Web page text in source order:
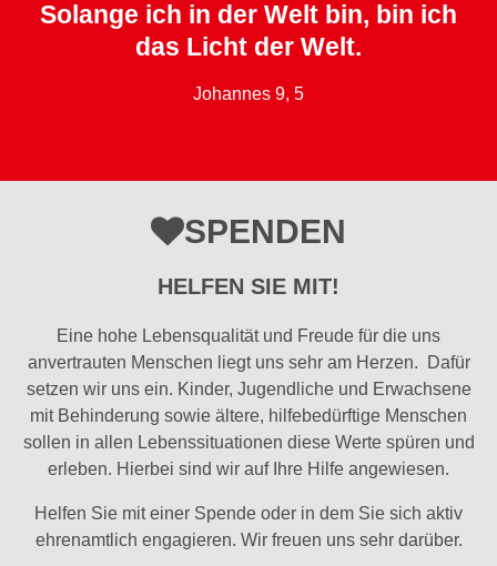
Solange ich in der Welt bin, bin ich
das Licht der Welt.
Johannes 9, 5
SPENDEN
HELFEN SIE MIT!
Eine hohe Lebensqualität und Freude für die uns
anvertrauten Menschen liegt uns sehr am Herzen. Dafür
setzen wir uns ein. Kinder, Jugendliche und Erwachsene
mit Behinderung sowie ältere, hilfebedürftige Menschen
sollen in allen Lebenssituationen diese Werte spüren und
erleben. Hierbei sind wir auf Ihre Hilfe angewiesen.
Helfen Sie mit einer Spende oder in dem Sie sich aktiv
ehrenamtlich engagieren. Wir freuen uns sehr darüber.